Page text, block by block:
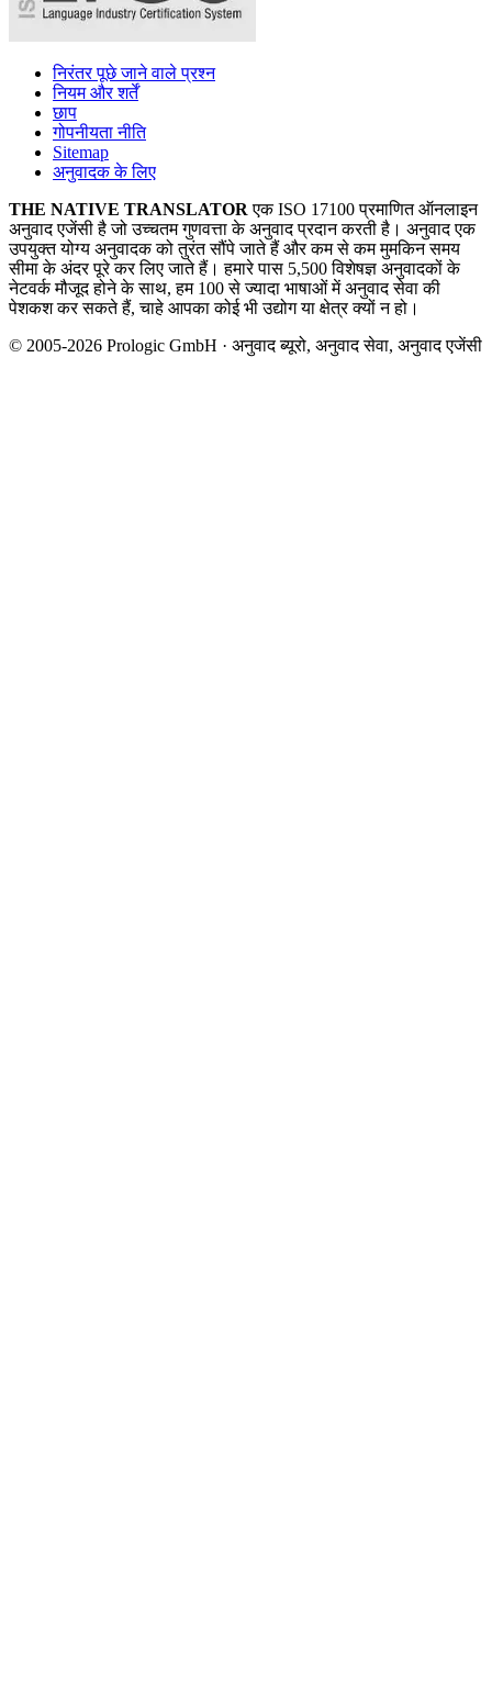
निरंतर पूछे जाने वाले प्रश्न
नियम और शर्तें
छाप
गोपनीयता नीति
Sitemap
अनुवादक के लिए
THE NATIVE TRANSLATORएक ISO 17100 प्रमाणित ऑनलाइन
अनुवाद एजेंसी है जो उच्चतम गुणवत्ता के अनुवाद प्रदान करती है। अनुवाद एक
उपयुक्त योग्य अनुवादक को तुरंत सौंपे जाते हैं और कम से कम मुमकिन समय
सीमा के अंदर पूरे कर लिए जाते हैं। हमारे पास 5,500 विशेषज्ञ अनुवादकों के
नेटवर्क मौजूद होने के साथ, हम 100 से ज्यादा भाषाओं में अनुवाद सेवा की
पेशकश कर सकते हैं, चाहे आपका कोई भी उद्योग या क्षेत्र क्यों न हो।
© 2005-2026 Prologic GmbH · अनुवाद ब्यूरो, अनुवाद सेवा, अनुवाद एजेंसी